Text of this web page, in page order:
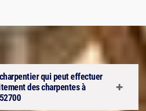
qui peut effectuer
des charpentes à